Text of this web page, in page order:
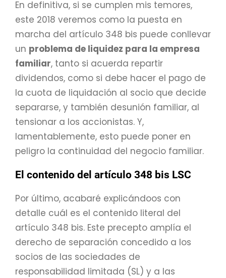
En definitiva, si se cumplen mis temores,
este 2018 veremos como la puesta en
marcha del artículo 348 bis puede conllevar
un problema de liquidez para la empresa
familiar, tanto si acuerda repartir
dividendos, como si debe hacer el pago de
la cuota de liquidación al socio que decide
separarse, y también desunión familiar, al
tensionar a los accionistas. Y,
lamentablemente, esto puede poner en
peligro la continuidad del negocio familiar.
El contenido del artículo 348 bis LSC
Por último, acabaré explicándoos con
detalle cuál es el contenido literal del
artículo 348 bis. Este precepto amplía el
derecho de separación concedido a los
socios de las sociedades de
responsabilidad limitada (SL) y a las